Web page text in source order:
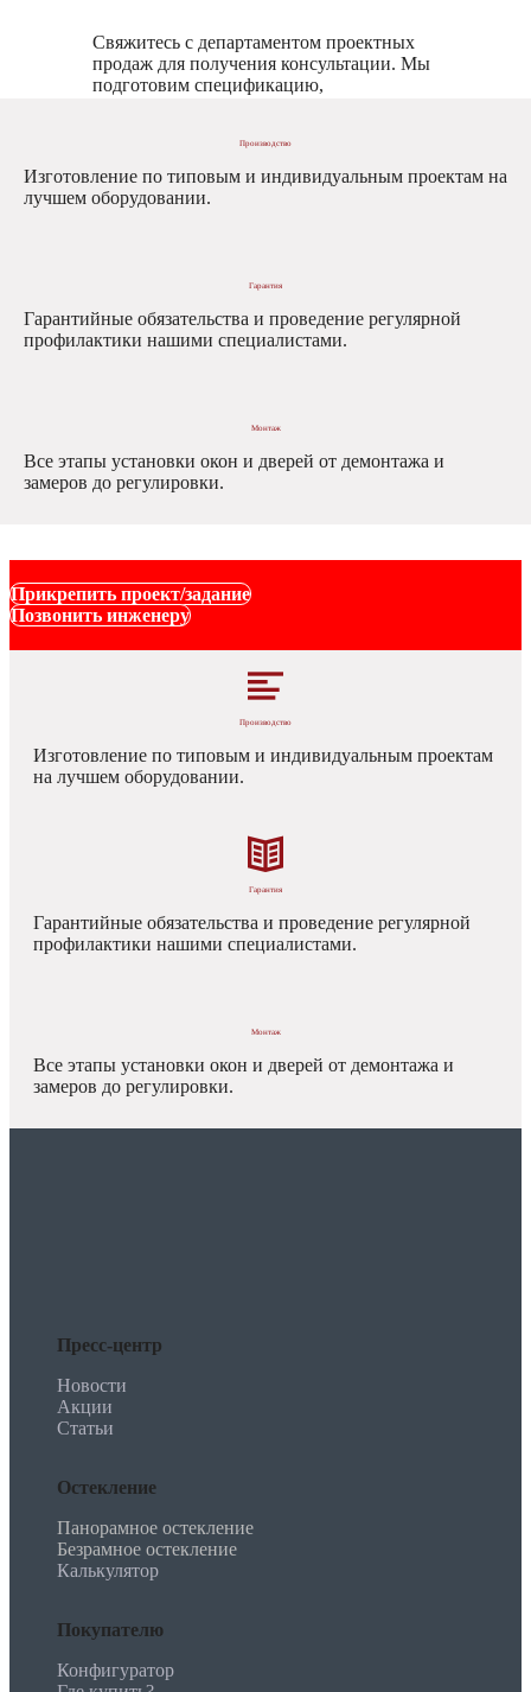
Свяжитесь с департаментом проектных
продаж для получения консультации. Мы
подготовим спецификацию,
Производство
Изготовление по типовым и индивидуальным проектам на
лучшем оборудовании.
Гарантия
Гарантийные обязательства и проведение регулярной
профилактики нашими специалистами.
Монтаж
Все этапы установки окон и дверей от демонтажа и
замеров до регулировки.
Прикрепить проект/задание
Позвонить инженеру
Производство
Изготовление по типовым и индивидуальным проектам
на лучшем оборудовании.
Гарантия
Гарантийные обязательства и проведение регулярной
профилактики нашими специалистами.
Монтаж
Все этапы установки окон и дверей от демонтажа и
замеров до регулировки.
Пресс-центр
Новости
Акции
Статьи
Остекление
Панорамное остекление
Безрамное остекление
Калькулятор
Покупателю
Конфигуратор